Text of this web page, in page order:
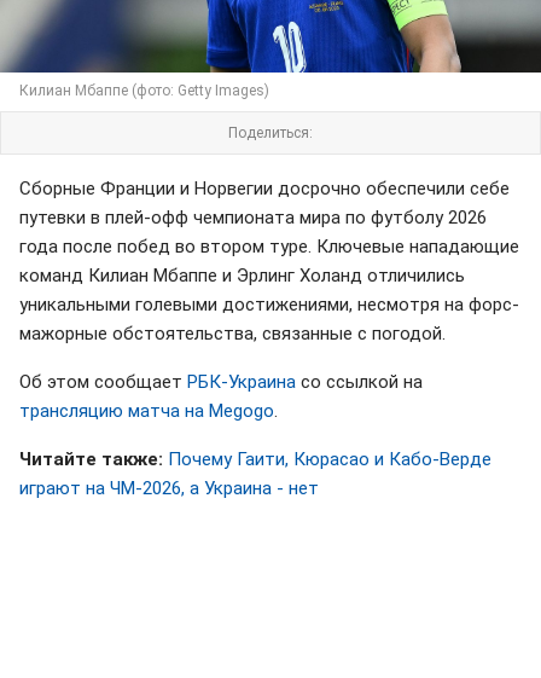
Килиан Мбаппе (фото: Getty Images)
Поделиться:
Сборные Франции и Норвегии досрочно обеспечили себе
путевки в плей-офф чемпионата мира по футболу 2026
года после побед во втором туре. Ключевые нападающие
команд Килиан Мбаппе и Эрлинг Холанд отличились
уникальными голевыми достижениями, несмотря на форс-
мажорные обстоятельства, связанные с погодой.
Об этом сообщает РБК-Украина со ссылкой на
трансляцию матча на Megogo
Читайте также: Почему Гаити, Кюрасао и Кабо-Верде
играют на ЧМ-2026, а Украина - нет